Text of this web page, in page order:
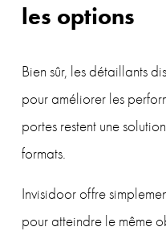
les options
Bien sûr, les détaillants
pour améliorer les
portes restent une
formats.
Invisidoor offre
pour atteindre le même